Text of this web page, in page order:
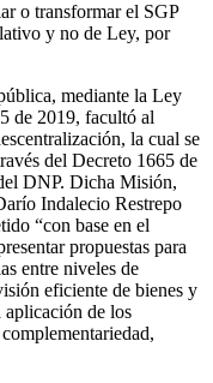
o transformar el SGP
y no de Ley, por
mediante la Ley
de 2019, facultó al
la cual se
del Decreto 1665 de
DNP. Dicha Misión,
Indalecio Restrepo
“con base en el
propuestas para
entre niveles de
eficiente de bienes y
aplicación de los